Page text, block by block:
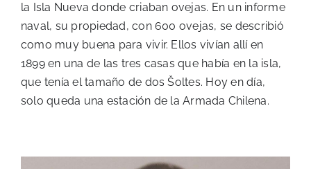
la Isla Nueva donde criaban ovejas. En un informe
naval, su propiedad, con 600 ovejas, se describió
como muy buena para vivir. Ellos vivían allí en
1899 en una de las tres casas que había en la isla,
que tenía el tamaño de dos Šoltes. Hoy en día,
solo queda una estación de la Armada Chilena.